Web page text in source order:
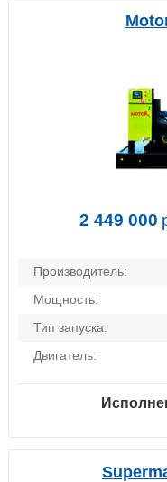
2 449 000
Производитель:
Мощность:
Тип запуска:
Двигатель: